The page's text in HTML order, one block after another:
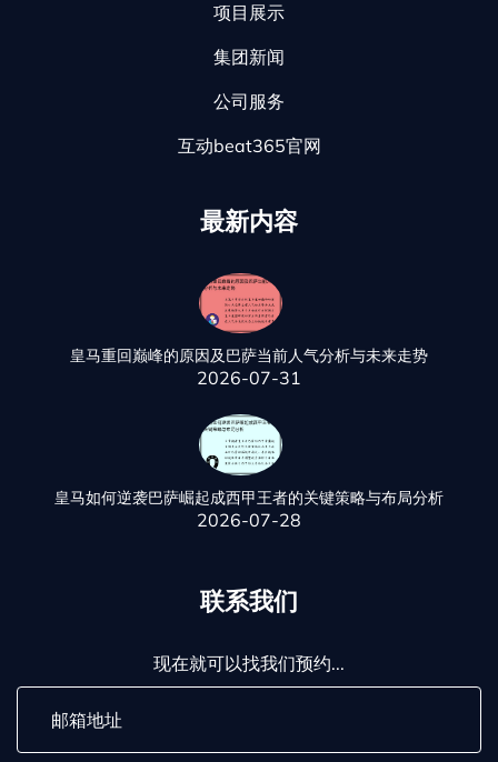
项目展示
集团新闻
公司服务
互动beat365官网
最新内容
皇马重回巅峰的原因及巴萨当前人气分析与未来走势
2026-07-31
皇马如何逆袭巴萨崛起成西甲王者的关键策略与布局分析
2026-07-28
联系我们
现在就可以找我们预约...